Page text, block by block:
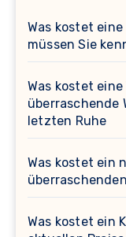
Was kostet
müssen Sie
Was kostet
überraschende
letzten Ruhe
Was kostet ein
Was kostet ein